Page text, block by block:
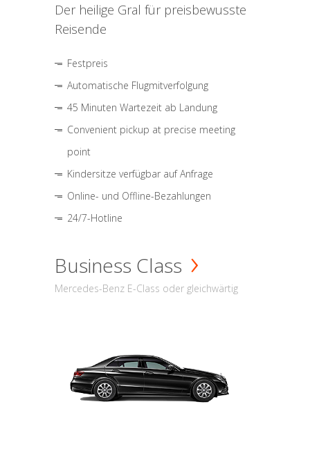
Der heilige Gral für preisbewusste
Reisende
Festpreis
Automatische Flugmitverfolgung
45 Minuten Wartezeit ab Landung
Convenient pickup at precise meeting
point
Kindersitze verfügbar auf Anfrage
Online- und Offline-Bezahlungen
24/7-Hotline
Business Class
Mercedes-Benz E-Class oder gleichwärtig